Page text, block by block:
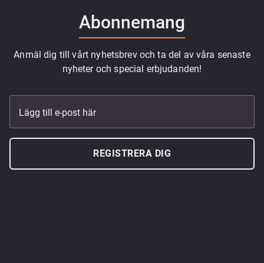
Abonnemang
Anmäl dig till vårt nyhetsbrev och ta del av våra senaste
nyheter och special erbjudanden!
Lägg till e-post här
REGISTRERA DIG